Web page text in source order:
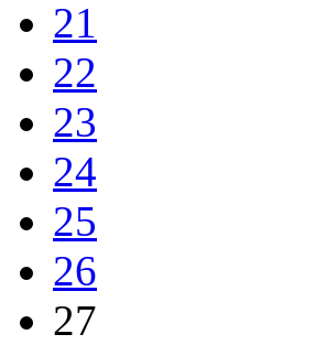
21
22
23
24
25
26
27